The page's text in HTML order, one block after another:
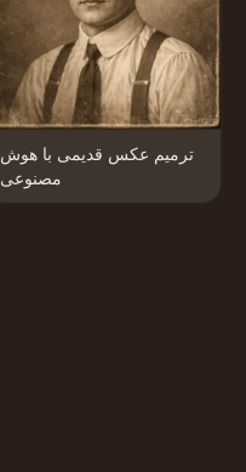
ترمیم عکس قدیمی با هوش
مصنوعی